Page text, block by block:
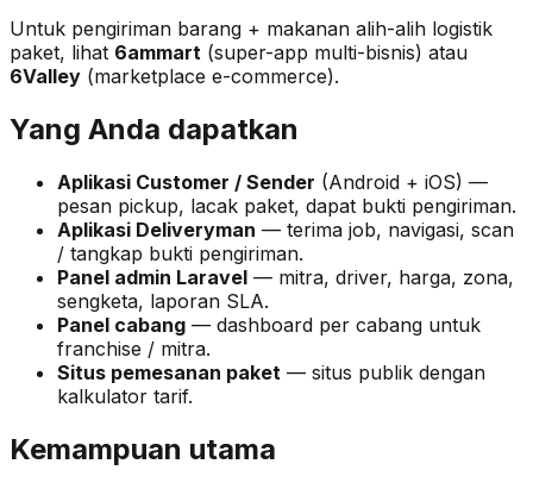
Untuk pengiriman barang + makanan alih-alih logistik
paket, lihat 6ammart (super-app multi-bisnis) atau
6Valley (marketplace e-commerce).
Yang Anda dapatkan
Aplikasi Customer / Sender (Android + iOS) —
pesan pickup, lacak paket, dapat bukti pengiriman.
Aplikasi Deliveryman — terima job, navigasi, scan
/ tangkap bukti pengiriman.
Panel admin Laravel — mitra, driver, harga, zona,
sengketa, laporan SLA.
Panel cabang — dashboard per cabang untuk
franchise / mitra.
Situs pemesanan paket — situs publik dengan
kalkulator tarif.
Kemampuan utama